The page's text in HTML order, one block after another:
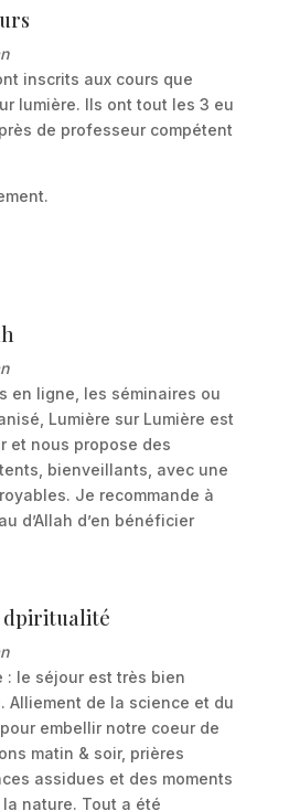
inscrits aux cours que
lumière. Ils ont tout les 3 eu
de professeur compétent
en ligne, les séminaires ou
Lumière sur Lumière est
et nous propose des
bienveillants, avec une
Je recommande à
d’Allah d’en bénéficier
dpiritualité
: le séjour est très bien
Alliement de la science et du
embellir notre coeur de
matin & soir, prières
assidues et des moments
nature. Tout a été